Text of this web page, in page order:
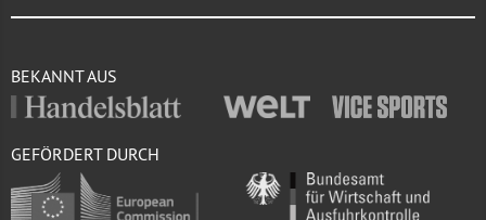
BEKANNT AUS
GEFÖRDERT DURCH